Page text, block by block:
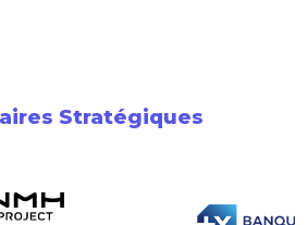
Stratégiques